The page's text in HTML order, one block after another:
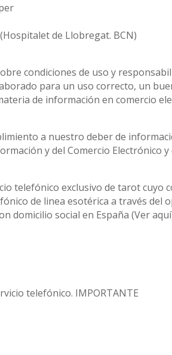
de Llobregat. BCN)
condiciones de uso y
para un uso correcto, un
de información en comercio
a nuestro deber de
y del Comercio Electrónico
telefónico exclusivo de tarot cuyo
de linea esotérica a través del
domicilio social en España (Ver
telefónico. IMPORTANTE